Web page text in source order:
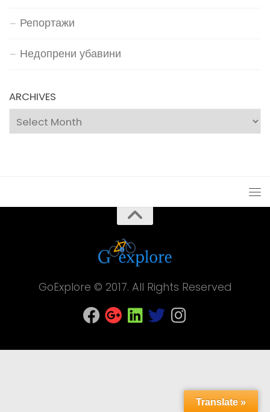
Репортажи
Недопрени убавини
ARCHIVES
Archives
GoExplore © 2017. All Rights Reserved
Translate »